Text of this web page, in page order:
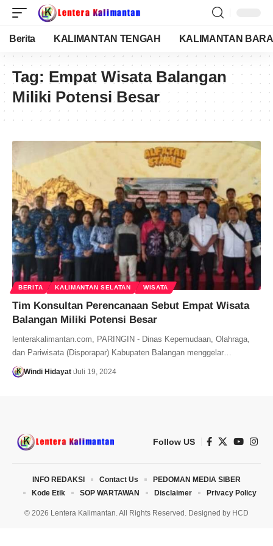
Berita KALIMANTAN TENGAH KALIMANTAN
Tag: Empat Wisata Balangan
Miliki Potensi Besar
BERITA KALIMANTAN SELATAN WISATA
Tim Konsultan Perencanaan Sebut Empat Wisata
Balangan Miliki Potensi Besar
lenterakalimantan.com, PARINGIN - Dinas Kepemudaan, Olahraga,
dan Pariwisata (Disporapar) Kabupaten Balangan menggelar…
Windi Hidayat Juli 19, 2024
Follow US
© 2026 Lentera Kalimantan. All Rights Reserved. Designed by HCD
INFO REDAKSI Contact Us
PEDOMAN MEDIA SIBER
Kode Etik
SOP WARTAWAN Disclaimer Privacy Policy